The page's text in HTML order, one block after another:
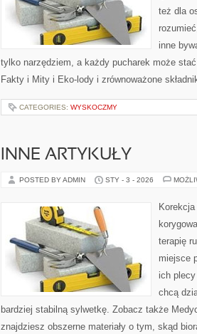
też dla
inne
tylko narzędziem, a każdy pucharek może
Fakty i Mity i Eko-lody i zrównoważone
CATEGORIES: WYSKOCZMY
INNE ARTYKUŁY
POSTED BY ADMIN STY - 3 - 2026
terapię
miejsce
ich
chcą
bardziej stabilną sylwetkę. Zobacz także
znajdziesz obszerne materiały o tym, skąd